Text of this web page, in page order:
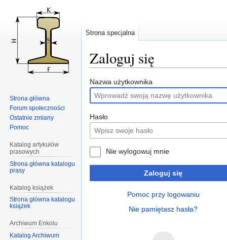
Zaloguj się
Przejdź
do
nawigacji
Przejdź
do
wyszukiwania
Nazwa użytkownika
Hasło
Nie wylogowuj mnie
Zaloguj się
Pomoc przy logowaniu
Nie pamiętasz hasła?
Strona specjalna
Strona główna
Forum społeczności
Ostatnie zmiany
Pomoc
Katalog artykułów
prasowych
Strona główna katalogu
prasy
Katalog książek
Strona główna katalogu
książek
Archiwum Enkolu
Katalog Archiwum